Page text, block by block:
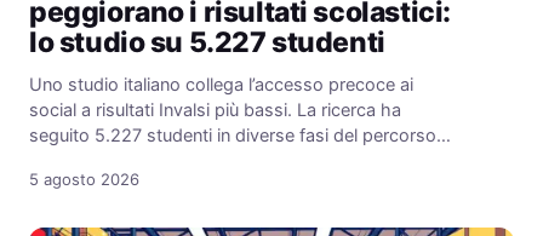
peggiorano i risultati scolastici:
lo studio su 5.227 studenti
Uno studio italiano collega l’accesso precoce ai
social a risultati Invalsi più bassi. La ricerca ha
seguito 5.227 studenti in diverse fasi del percorso…
5 agosto 2026